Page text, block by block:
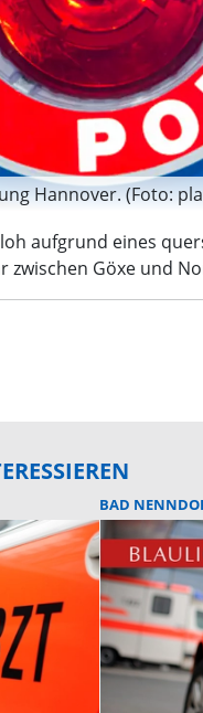
Hannover. (Foto:
aufgrund eines
Göxe und
BAD